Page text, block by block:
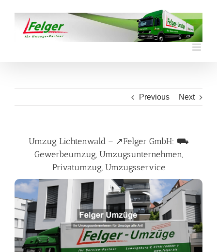
content
Previous Next
Umzug Lichtenwald – ↗️Felger GmbH: ⛟
Gewerbeumzug, Umzugsunternehmen,
Privatumzug, Umzugsservice